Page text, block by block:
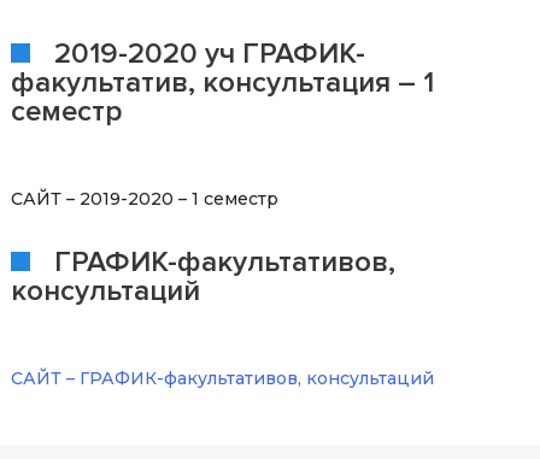
2019-2020 уч ГРАФИК-
факультатив, консультация – 1
семестр
САЙТ – 2019-2020 – 1 семестр
ГРАФИК-факультативов,
консультаций
САЙТ – ГРАФИК-факультативов, консультаций